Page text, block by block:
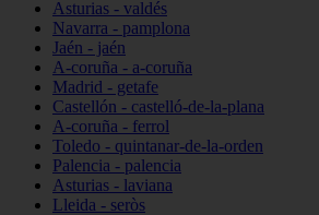
Asturias - valdés
Navarra - pamplona
Jaén - jaén
A-coruña - a-coruña
Madrid - getafe
Castellón - castelló-de-la-plana
A-coruña - ferrol
Toledo - quintanar-de-la-orden
Palencia - palencia
Asturias - laviana
Lleida - seròs